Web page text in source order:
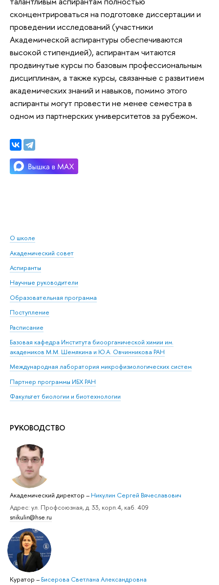
О школе
Академический совет
Аспиранты
Научные руководители
Образовательная программа
Поступление
Расписание
Базовая кафедра Института биоорганической химии им.
академиков М.М. Шемякина и Ю.А. Овчинникова РАН
Международная лаборатория микрофизиологических систем
Партнер программы ИБХ РАН
Факультет биологии и биотехнологии
РУКОВОДСТВО
Академический директор – Никулин Сергей Вячеславович
Адрес: ул. Профсоюзная, д. 33, корп.4, каб. 409
snikulin@hse.ru
Куратор – Бисерова Светлана Александровна
сконцентрироваться на подготовке диссертации и
проведении исследований (участники
Академической аспирантуры обеспечиваются
высокой стипендией), аспирантам читаются
продвинутые курсы по базовым профессиональным
дисциплинам, а также курсы, связанные с развитием
академических знаний и навыков, помимо этого
аспиранты могут провести не менее семестра в
одном из партнерских университетов за рубежом.